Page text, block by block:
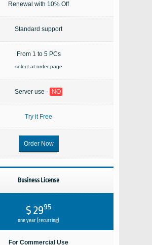
Renewal with 10% Off
Standard support
From 1 to 5 PCs
select at order page
Server use - NO
Try it Free
Order Now
Business License
$ 2995
one year (recurring)
For Commercial Use